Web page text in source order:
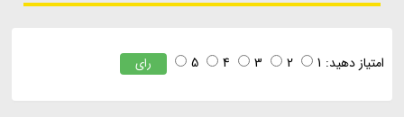
امتیاز دهید: 1
2
3
4
5 رای